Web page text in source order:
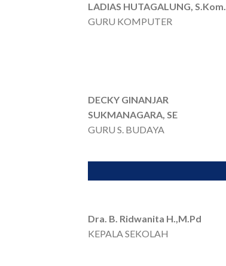
LADIAS HUTAGALUNG, S.Kom.
GURU KOMPUTER
DECKY GINANJAR
SUKMANAGARA, SE
GURU S. BUDAYA
Dra. B. Ridwanita H.,M.Pd
KEPALA SEKOLAH